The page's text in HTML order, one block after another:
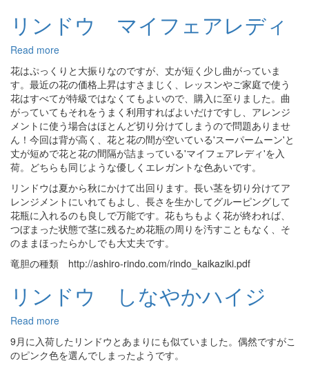
リンドウ マイフェアレディ
Read more
ン
ド
ウ
マ
イ
フ
ェ
ア
レ
デ
ィ
花はぷっくりと大振りなのですが、丈が短く少し曲がっていま
す。最近の花の価格上昇はすさまじく、レッスンやご家庭で使う
花はすべてが特級ではなくてもよいので、購入に至りました。曲
がっていてもそれをうまく利用すればよいだけですし、アレンジ
メントに使う場合はほとんど切り分けてしまうので問題ありませ
ん！今回は背が高く、花と花の間が空いている'スーパームーン'と
丈が短めで花と花の間隔が詰まっている'マイフェアレディ'を入
荷。どちらも同じような優しくエレガントな色あいです。
リンドウは夏から秋にかけて出回ります。長い茎を切り分けてア
レンジメントにいれてもよし、長さを生かしてグルーピングして
花瓶に入れるのも良しで万能です。花もちもよく花が終われば、
つぼまった状態で茎に残るため花瓶の周りを汚すこともなく、そ
のままほったらかしでも大丈夫です。
竜胆の種類 http://ashiro-rindo.com/rindo_kaikaziki.pdf
リンドウ しなやかハイジ
Read more
リ
ン
ド
9月に入荷したリンドウとあまりにも似ていました。偶然ですがこ
のピンク色を選んでしまったようです。